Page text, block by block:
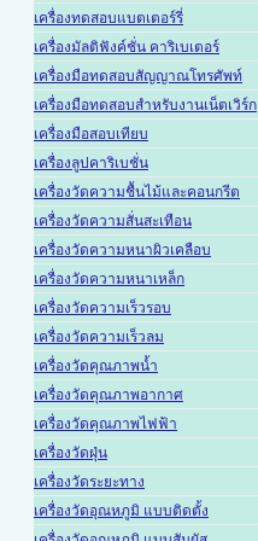
เครื่องทดสอบแบตเตอร์รี่
เครื่องมัลติฟังค์ชั่น คาริเบเตอร์
เครื่องมือทดสอบสัญญาณโทรศัพท์
เครื่องมือทดสอบสำหรับงานเน็ตเวิร์ก
เครื่องมือสอบเทียบ
เครื่องลูปคาริเบชั่น
เครื่องวัดความชื้นไม้และคอนกรีต
เครื่องวัดความสั่นสะเทือน
เครื่องวัดความหนาผิวเคลือบ
เครื่องวัดความหนาเหล็ก
เครื่องวัดความเร็วรอบ
เครื่องวัดความเร็วลม
เครื่องวัดคุณภาพน้ำ
เครื่องวัดคุณภาพอากาศ
เครื่องวัดคุณภาพไฟฟ้า
เครื่องวัดฝุ่น
เครื่องวัดระยะทาง
เครื่องวัดอุณหภูมิ แบบติดตั้ง